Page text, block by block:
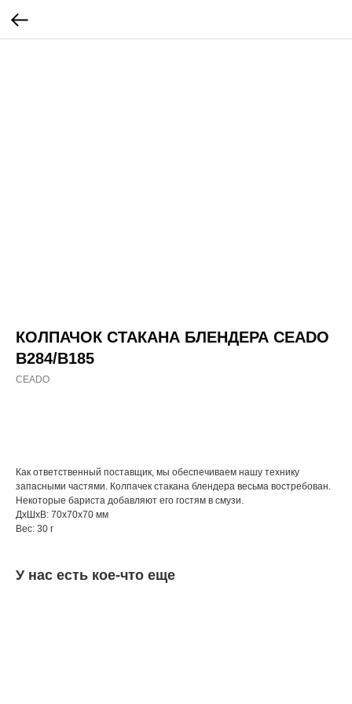
КОЛПАЧОК СТАКАНА БЛЕНДЕРА CEADO
B284/B185
CEADO
Как ответственный поставщик, мы обеспечиваем нашу технику
запасными частями. Колпачек стакана блендера весьма востребован.
Некоторые бариста добавляют его гостям в смузи.
ДxШxВ: 70x70x70 мм
Вес: 30 г
У нас есть кое-что еще